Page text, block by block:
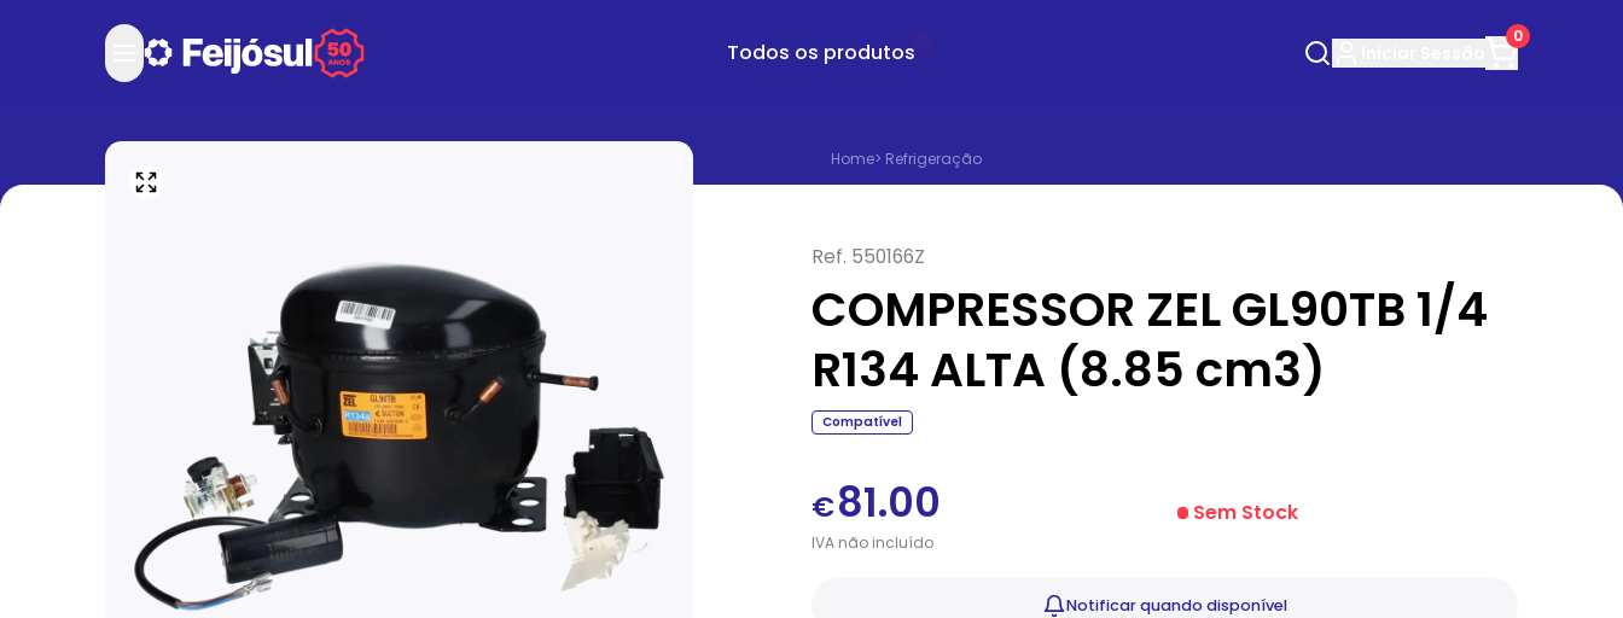
Todos os produtos
0
Home> Refrigeração
Ref. 550166Z
COMPRESSOR ZEL GL90TB 1/4
R134 ALTA (8.85 cm3)
Compatível
€81.00
IVAnãoincluído
Sem Stock
Notificarquando disponível